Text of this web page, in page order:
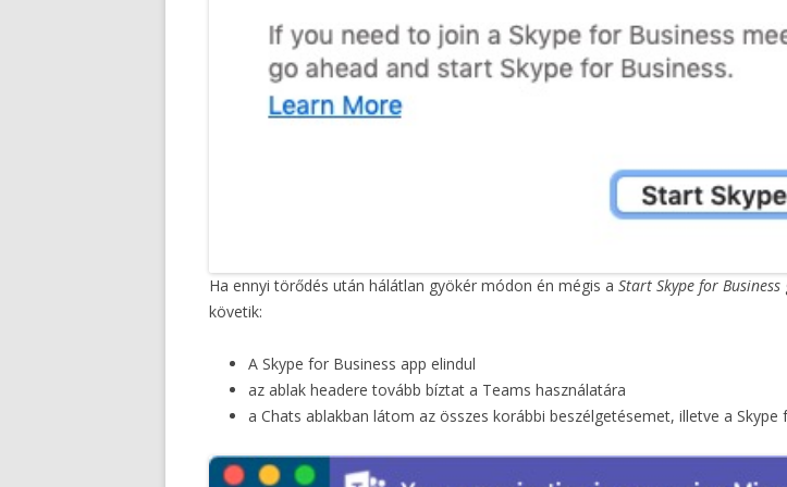
Ha ennyi törődés után hálátlan gyökér módon én mégis a Start Skype for Business
követik:
A Skype for Business app elindul
az ablak headere tovább bíztat a Teams használatára
a Chats ablakban látom az összes korábbi beszélgetésemet, illetve a